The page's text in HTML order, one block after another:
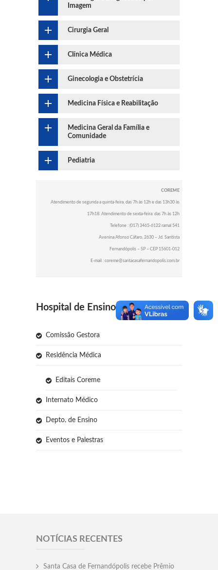
Imagem
Cirurgia Geral
Clínica Médica
Ginecologia e Obstetrícia
Medicina Física e Reabilitação
Medicina Geral da Família e
Comunidade
Pediatria
COREME
Atendimento de segunda a quinta-feira, das 7h às 12h e das 13h30 às
17h18. Atendimento de sexta-feira: das 7h às 12h
Telefone : (017) 3465-6122 ramal 541
Avenina Afonso Cáfaro, 2630 – Jd. Santista
Fernandópolis – SP – CEP 15601-012
E-mail : coreme@santacasafernandopolis.com.br
Hospital de Ensino
Comissão Gestora
Residência Médica
Editais Coreme
Internato Médico
Depto. de Ensino
Eventos e Palestras
NOTÍCIAS RECENTES
Santa Casa de Fernandópolis recebe Prêmio